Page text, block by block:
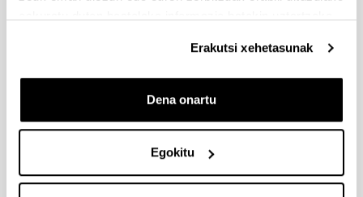
Erakutsi xehetasunak
Dena onartu
Egokitu
https://doi.org/10.1016/j.rlfa.2023.100473
Barreto, I., & Roman, G. (2024).Transformative
(USA): IGI Global. ISBN: 979-83-6932-057-0.
Diaz de Gereñu, L. (2024). La gestión lingüística en
Educación Infantil: ideologías lingüísticas
In Nívea Rohling (Ed.),Ideologias linguísticas e